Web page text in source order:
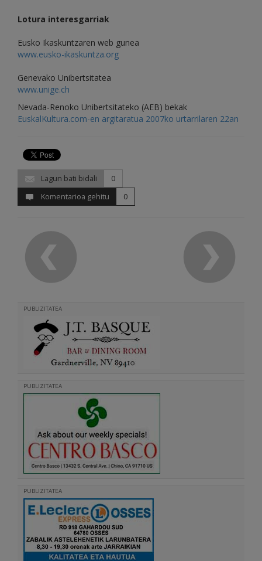
Lotura interesgarriak
Eusko Ikaskuntzaren web gunea
www.eusko-ikaskuntza.org
Genevako Unibertsitatea
www.unige.ch
Nevada-Renoko Unibertsitateko (AEB) bekak
EuskalKultura.com-en argitaratua 2007ko urtarrilaren 22an
Lagun bati bidali
0
Komentarioa gehitu
0
PUBLIZITATEA
PUBLIZITATEA
PUBLIZITATEA